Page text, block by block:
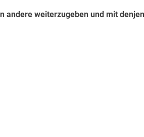
andere weiterzugeben und mit